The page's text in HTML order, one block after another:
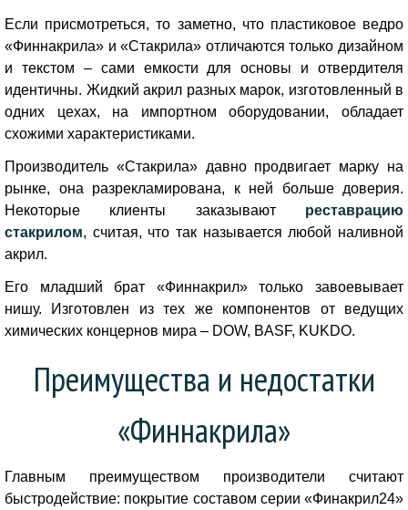
Если присмотреться, то заметно, что пластиковое ведро
«Финнакрила» и «Стакрила» отличаются только дизайном
и текстом – сами емкости для основы и отвердителя
идентичны. Жидкий акрил разных марок, изготовленный в
одних цехах, на импортном оборудовании, обладает
схожими характеристиками.
Производитель «Стакрила» давно продвигает марку на
рынке, она разрекламирована, к ней больше доверия.
Некоторые клиенты заказывают реставрацию
стакрилом, считая, что так называется любой наливной
акрил.
Его младший брат «Финнакрил» только завоевывает
нишу. Изготовлен из тех же компонентов от ведущих
химических концернов мира – DOW, BASF, KUKDO.
Преимущества и недостатки
«Финнакрила»
Главным преимуществом производители считают
быстродействие: покрытие составом серии «Финакрил24»